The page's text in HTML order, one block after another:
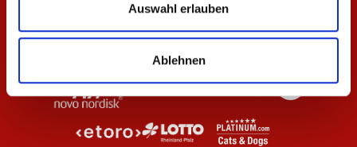
Auswahl erlauben
Ablehnen